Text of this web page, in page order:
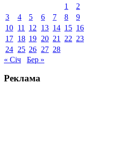
1
2
3
4 5 6 7 8
9
10 11 12 13 14 15 16
17 18 19 20 21 22 23
24 25 26 27 28
« Січ
Бер »
Реклама